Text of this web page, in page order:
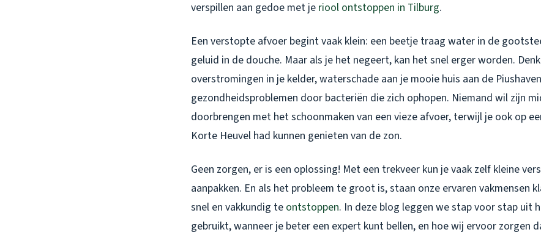
verspillen aan gedoe met je riool ontstoppen in Tilburg.
Een verstopte afvoer begint vaak klein: een beetje traag water in de
geluid in de douche. Maar als je het negeert, kan het snel erger worden.
overstromingen in je kelder, waterschade aan je mooie huis aan de
gezondheidsproblemen door bacteriën die zich ophopen. Niemand wil zijn
doorbrengen met het schoonmaken van een vieze afvoer, terwijl je ook op
Korte Heuvel had kunnen genieten van de zon.
Geen zorgen, er is een oplossing! Met een trekveer kun je vaak zelf kleine
aanpakken. En als het probleem te groot is, staan onze ervaren vakmensen
snel en vakkundig te ontstoppen. In deze blog leggen we stap voor stap uit
gebruikt, wanneer je beter een expert kunt bellen, en hoe wij ervoor zorgen